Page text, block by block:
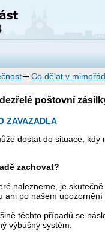
Co dělat v
poštovní
ZAVAZADLA
dostat do situace,
zachovat?
nalezneme, je
ani po našem
těchto případů se
výbušný systém.